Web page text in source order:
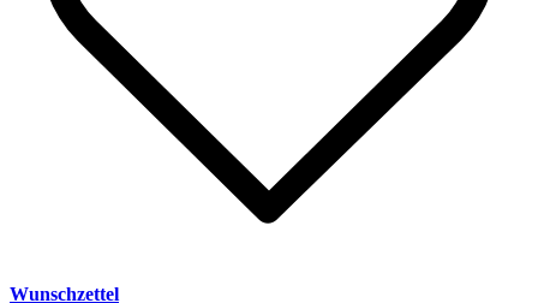
Wunschzettel